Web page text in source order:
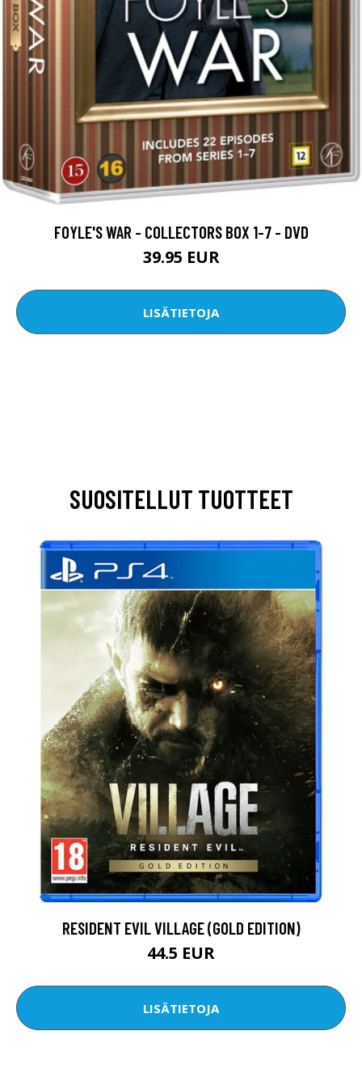
FOYLE'S WAR - COLLECTORS BOX 1-7 - DVD
39.95 EUR
LISÄTIETOJA
SUOSITELLUT TUOTTEET
RESIDENT EVIL VILLAGE (GOLD EDITION)
44.5 EUR
LISÄTIETOJA